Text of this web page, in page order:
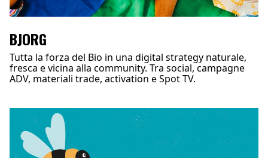
BJORG
Tutta la forza del Bio in una digital strategy naturale,
fresca e vicina alla community. Tra social, campagne
ADV, materiali trade, activation e Spot TV.